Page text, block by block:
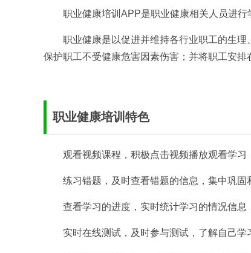
职业健康培训APP是职业健康相关人员进行
职业健康是以促进并维持各行业职工的生
保护职工不受健康危害因素伤害；并将职工安排
职业健康培训特色
观看视频课程，积极点击视频播放观看学习
练习错题，及时查看错题的信息，集中巩固
查看学习的进度，实时统计学习的情况信息
实时在线测试，及时参与测试，了解自己学